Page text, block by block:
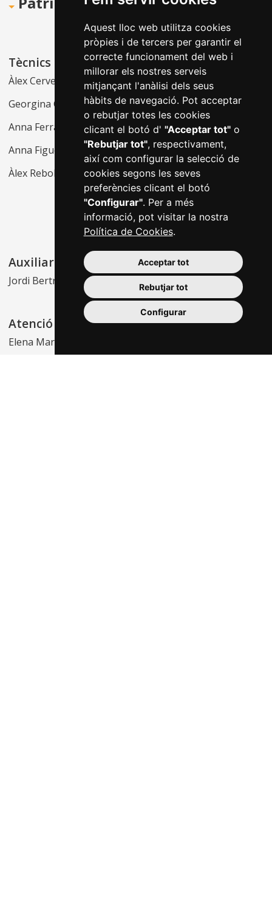
Aquest lloc web utilitza cookies
pròpies i de tercers per garantir el
correcte funcionament del web i
millorar els nostres serveis
mitjançant l'anàlisi dels seus
hàbits de navegació. Pot acceptar
o rebutjar totes les cookies
clicant el botó d' "Acceptar tot"o
"Rebutjar tot", respectivament,
així com configurar la selecció de
cookies segons les seves
preferències clicant el botó
"Configurar". Per a més
informació, pot visitar la nostra
Política de Cookies.
Acceptar tot
Rebutjar tot
Configurar
Tècnics
Àlex Cervelló Salvadó
Georgina Coca Llauradó
Anna Ferran Roig
Anna Figueras Torruella
Àlex Rebollo Sànchez
Restauradora
Anna Maria Miralles
Cabré
Auxiliar tècnic
Jordi Bertran Serra
Documentalista
Raquel Aparicio Mainar
Atenció al públic
Elena Martí Estrada
Noves tecnologies